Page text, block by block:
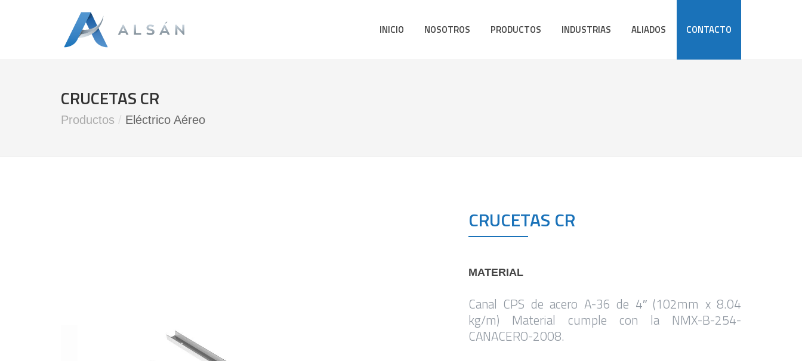
INICIO NOSOTROS PRODUCTOS INDUSTRIAS ALIADOS CONTACTO
CRUCETAS CR
Productos / Eléctrico Aéreo
CRUCETAS CR
MATERIAL
Canal CPS de acero A-36 de 4″ (102mm x 8.04
kg/m) Material cumple con la NMX-B-254-
CANACERO-2008.